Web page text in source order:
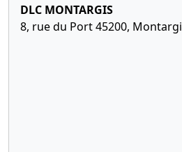
DLC MONTARGIS
8, rue du Port 45200,